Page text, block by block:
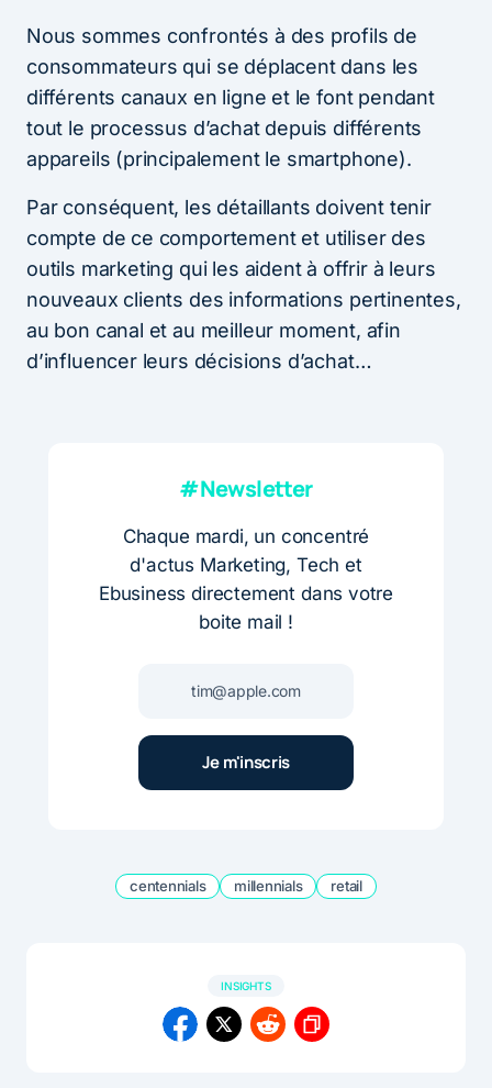
Nous sommes confrontés à des profils de
consommateurs qui se déplacent dans les
différents canaux en ligne et le font pendant
tout le processus d’achat depuis différents
appareils (principalement le smartphone).
Par conséquent, les détaillants doivent tenir
compte de ce comportement et utiliser des
outils marketing qui les aident à offrir à leurs
nouveaux clients des informations pertinentes,
au bon canal et au meilleur moment, afin
d’influencer leurs décisions d’achat…
#Newsletter
Chaque mardi, un concentré
d'actus Marketing, Tech et
Ebusiness directement dans votre
boite mail !
centennials millennials retail
INSIGHTS